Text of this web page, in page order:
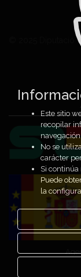
© 2025 Diputació
Este sitio
recopilar
No se
carácter
Si continúa
Puede
la